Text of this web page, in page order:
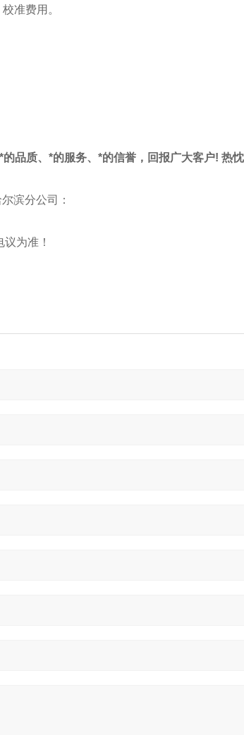
准费用。
品质、*的服务、*的信誉，回报广大客户! 热
滨分公司：
为准！